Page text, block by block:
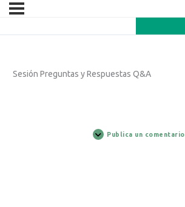
Sesión Preguntas y Respuestas Q&A
Publica un comentario